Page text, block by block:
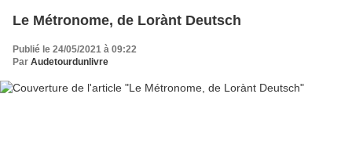
Le Métronome, de Lorànt Deutsch
Publié le 24/05/2021 à 09:22
Par Audetourdunlivre